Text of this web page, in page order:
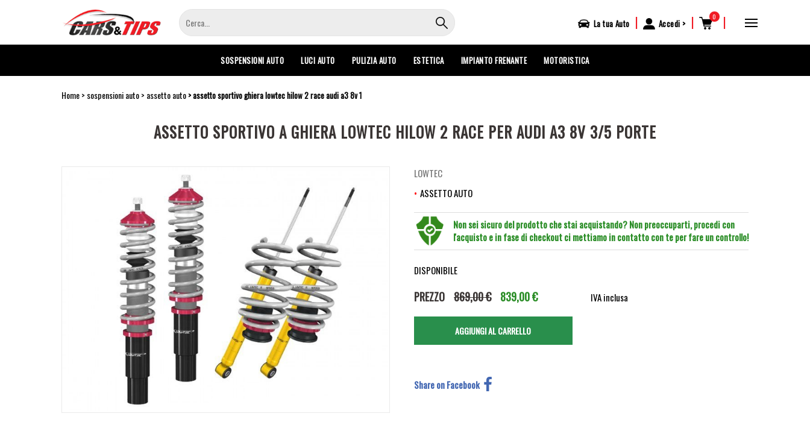
principale
La tua Auto | Accedi | 0 |
SOSPENSIONI AUTO LUCI AUTO PULIZIA AUTO ESTETICA IMPIANTO FRENANTE MOTORISTICA
Home sospensioni auto assetto auto assetto sportivo ghiera lowtec hilow 2 race audi a3 8v 1
ASSETTO SPORTIVO A GHIERA LOWTEC HILOW 2 RACE PER AUDI A3 8V 3/5 PORTE
LOWTEC
ASSETTO AUTO
Non sei sicuro del prodotto che stai acquistando? Non preoccuparti, procedi con
l'acquisto e in fase di checkout ci mettiamo in contatto con te per fare un controllo!
DISPONIBILE
PREZZO 869,00 € 839,00 € IVA inclusa
Share on Facebook